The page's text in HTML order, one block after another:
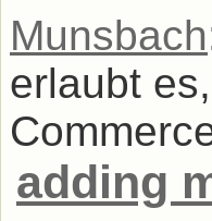
Munsbach
erlaubt
adding